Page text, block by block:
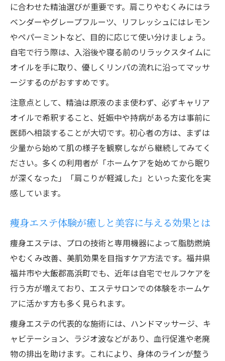
痩身エステを安く賢く活用するためのヒン
ト
ホームケアで始める理想のセルフケア術
毎日続けやすいアロママッサージのホーム
ケア術
実践法
ホームケアでできるリンパマッサージのポ
イント
女性の悩みをサポートするホームエステの
魅力
ホームケアで美しさと健康を手に入れる方
ストレスを和らげる新しいエステ活用法
アロママッサージが心身のストレスに与え
る効果
痩身・エステで心を整える新時代のホーム
ケア
ホームケアでストレスを癒すアロマの使い
リンパマッサージ体験談とストレス解消法
エステを活かした日常のリフレッシュ方法
に合わせた精油選びが重要です。肩こりやむくみにはラ
ベンダーやグレープフルーツ、リフレッシュにはレモン
やペパーミントなど、目的に応じて使い分けましょう。
自宅で行う際は、入浴後や寝る前のリラックスタイムに
オイルを手に取り、優しくリンパの流れに沿ってマッサ
ージするのがおすすめです。
注意点として、精油は原液のまま使わず、必ずキャリア
オイルで希釈すること、妊娠中や持病がある方は事前に
医師へ相談することが大切です。初心者の方は、まずは
少量から始めて肌の様子を観察しながら継続してみてく
ださい。多くの利用者が「ホームケアを始めてから眠り
が深くなった」「肩こりが軽減した」といった変化を実
感しています。
痩身エステ体験が癒しと美容に与える効果とは
痩身エステは、プロの技術と専用機器によって脂肪燃焼
やむくみ改善、美肌効果を目指すケア方法です。福井県
福井市や大飯郡高浜町でも、近年は自宅でセルフケアを
行う方が増えており、エステサロンでの体験をホームケ
アに活かす方も多く見られます。
痩身エステの代表的な施術には、ハンドマッサージ、キ
ャビテーション、ラジオ波などがあり、血行促進や老廃
物の排出を助けます。これにより、身体のラインが整う